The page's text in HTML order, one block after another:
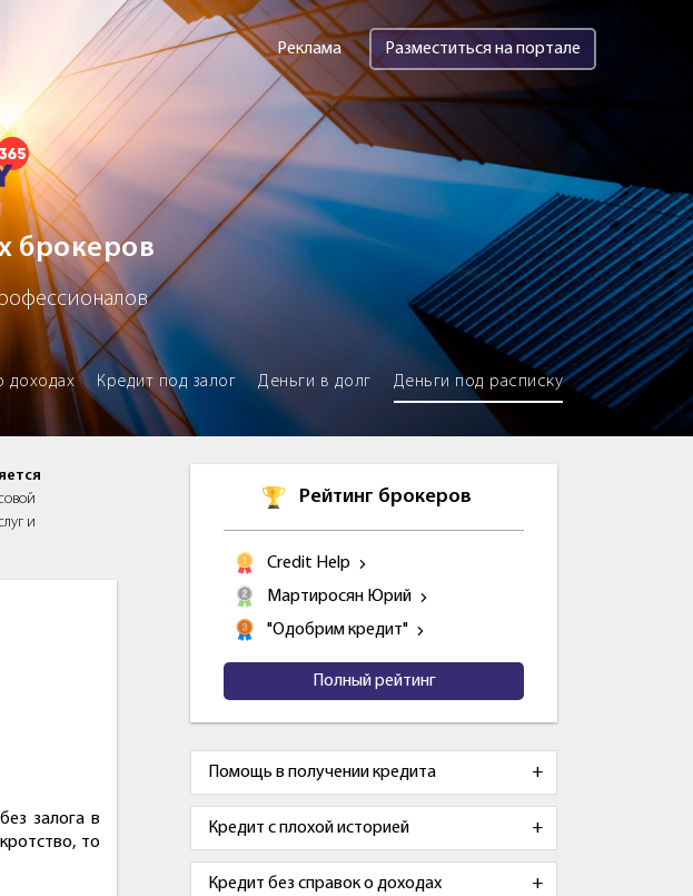
Реклама Разместиться на портале
брокеров
доходах Кредит под залог Деньги в долг Деньги под расписку
и
залога в
то
Рейтинг брокеров
Credit Help
Мартиросян Юрий
"Одобрим кредит"
Полный рейтинг
Помощь в получении кредита
Кредит с плохой историей
Кредит без справок о доходах